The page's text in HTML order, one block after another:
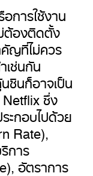
การใช้งาน
ต้องติดตั้ง
คัญที่ไม่ควร
ช่นกัน
ชินก็อาจเป็น
ซึ่ง
กอบไปด้วย
Rate),
การ
อัตราการ